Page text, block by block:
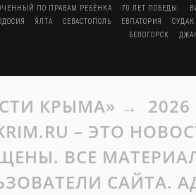
ПО ПРАВАМ РЕБЁНКА 70 ЛЕТ ПОБЕДЫ.
ЯЛТА СЕВАСТОПОЛЬ ЕВПАТОРИЯ
СУДАК
БЕЛОГОРСК
КРЫМА» → 2026
KRIM.RU – ЭТО
ВСЕ
САЙТА.